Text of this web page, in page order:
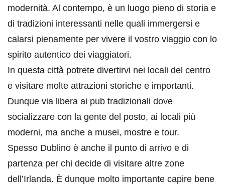
modernità. Al contempo, è un luogo pieno di storia e
di tradizioni interessanti nelle quali immergersi e
calarsi pienamente per vivere il vostro viaggio con lo
spirito autentico dei viaggiatori.
In questa città potrete divertirvi nei locali del centro
e visitare molte attrazioni storiche e importanti.
Dunque via libera ai pub tradizionali dove
socializzare con la gente del posto, ai locali più
moderni, ma anche a musei, mostre e tour.
Spesso Dublino è anche il punto di arrivo e di
partenza per chi decide di visitare altre zone
dell’Irlanda. È dunque molto importante capire bene